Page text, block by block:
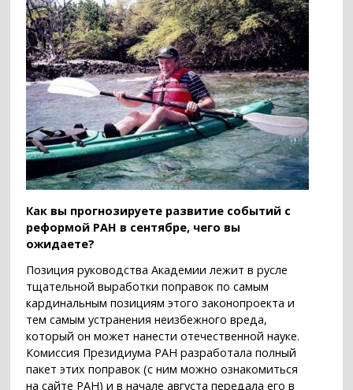
Как вы прогнозируете развитие событий с
реформой РАН в сентябре, чего вы
ожидаете?
Позиция руководства Академии лежит в русле
тщательной выработки поправок по самым
кардинальным позициям этого законопроекта и
тем самым устранения неизбежного вреда,
который он может нанести отечественной науке.
Комиссия Президиума РАН разработала полный
пакет этих поправок (с ним можно ознакомиться
на сайте РАН) и в начале августа передала его в